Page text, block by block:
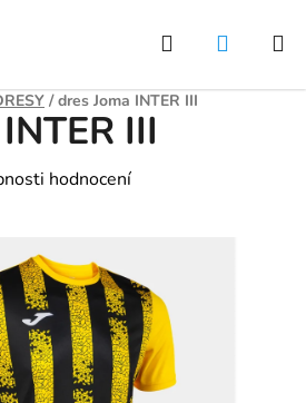
Hledat
/ dres Joma INTER III
III
hodnocení